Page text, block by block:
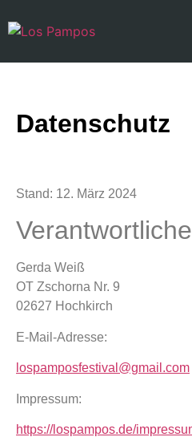
Datenschutz
Stand: 12. März 2024
Gerda Weiß
OT Zschorna Nr. 9
02627 Hochkirch
E-Mail-Adresse:
lospamposfestival@gmail.com
Impressum:
https://lospampos.de/